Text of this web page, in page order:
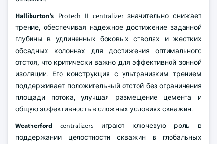
Halliburton’s Protech II centralizer значительно снижает
трение, обеспечивая надежное достижение заданной
глубины в удлиненных боковых стволах и жестких
обсадных колоннах для достижения оптимального
отстоя, что критически важно для эффективной зонной
изоляции. Его конструкция с ультранизким трением
поддерживает положительный отстой без ограничения
площади потока, улучшая размещение цемента и
общую эффективность в сложных условиях скважин.
Weatherford centralizers играют ключевую роль в
поддержании целостности скважин в глобальных